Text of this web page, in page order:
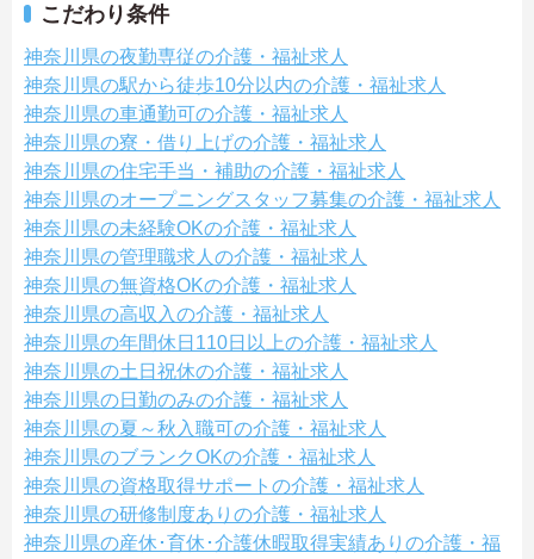
こだわり条件
神奈川県の夜勤専従の介護・福祉求人
神奈川県の駅から徒歩10分以内の介護・福祉求人
神奈川県の車通勤可の介護・福祉求人
神奈川県の寮・借り上げの介護・福祉求人
神奈川県の住宅手当・補助の介護・福祉求人
神奈川県のオープニングスタッフ募集の介護・福祉求人
神奈川県の未経験OKの介護・福祉求人
神奈川県の管理職求人の介護・福祉求人
神奈川県の無資格OKの介護・福祉求人
神奈川県の高収入の介護・福祉求人
神奈川県の年間休日110日以上の介護・福祉求人
神奈川県の土日祝休の介護・福祉求人
神奈川県の日勤のみの介護・福祉求人
神奈川県の夏～秋入職可の介護・福祉求人
神奈川県のブランクOKの介護・福祉求人
神奈川県の資格取得サポートの介護・福祉求人
神奈川県の研修制度ありの介護・福祉求人
神奈川県の産休･育休･介護休暇取得実績ありの介護・福